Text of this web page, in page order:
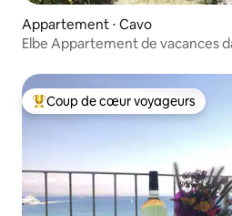
Appartement ⋅ Cavo
Elbe Appartement de vacances
Coups de cœur voyageurs les
Coup de cœur voyageurs